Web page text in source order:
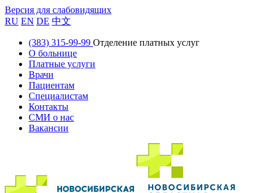
Версия для слабовидящих
RU EN DE 中文
(383) 315-99-99 Отделение платных услуг
О больнице
Платные услуги
Врачи
Пациентам
Специалистам
Контакты
СМИ о нас
Вакансии